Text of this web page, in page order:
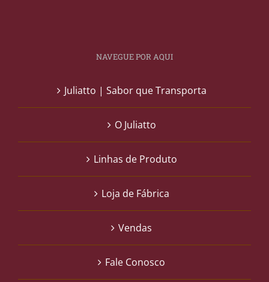
NAVEGUE POR AQUI
Juliatto | Sabor que Transporta
O Juliatto
Linhas de Produto
Loja de Fábrica
Vendas
Fale Conosco